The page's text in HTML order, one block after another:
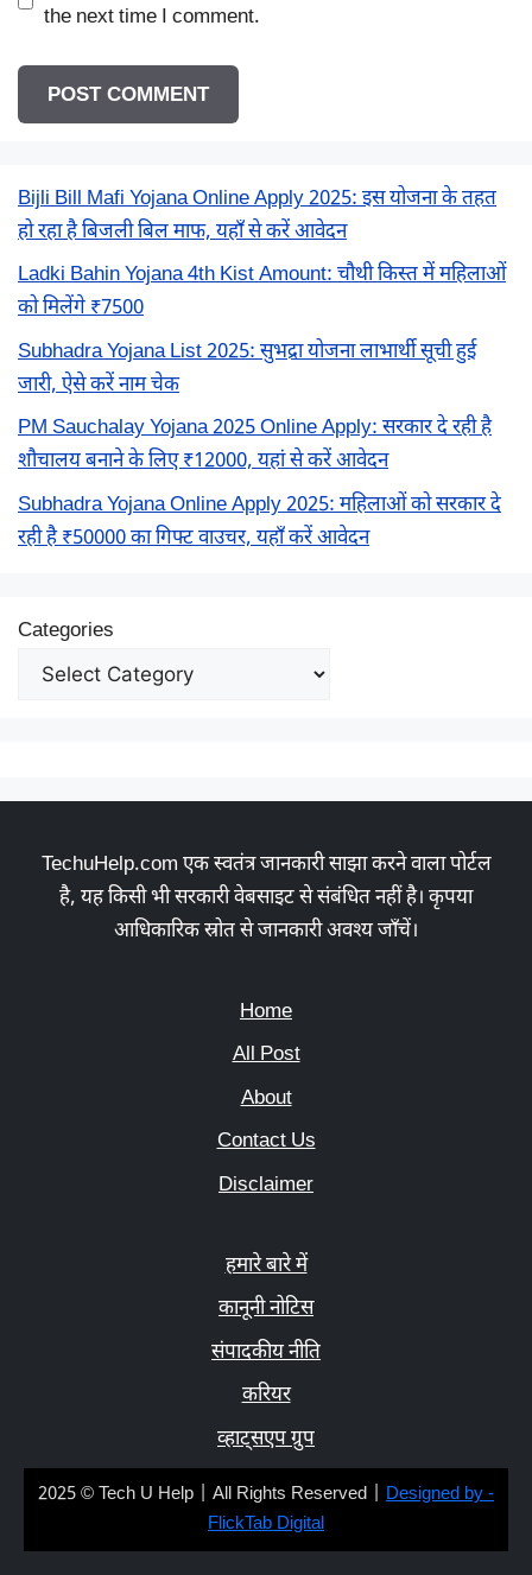
the next time I comment.
Bijli Bill Mafi Yojana Online Apply 2025: इस योजना के तहत
हो रहा है बिजली बिल माफ, यहाँ से करें आवेदन
Ladki Bahin Yojana 4th Kist Amount: चौथी किस्त में महिलाओं
को मिलेंगे ₹7500
Subhadra Yojana List 2025: सुभद्रा योजना लाभार्थी सूची हुई
जारी, ऐसे करें नाम चेक
PM Sauchalay Yojana 2025 Online Apply: सरकार दे रही है
शौचालय बनाने के लिए ₹12000, यहां से करें आवेदन
Subhadra Yojana Online Apply 2025: महिलाओं को सरकार दे
रही है ₹50000 का गिफ्ट वाउचर, यहाँ करें आवेदन
Categories
TechuHelp.com एक स्वतंत्र जानकारी साझा करने वाला पोर्टल
है, यह किसी भी सरकारी वेबसाइट से संबंधित नहीं है। कृपया
आधिकारिक स्रोत से जानकारी अवश्य जाँचें।
Home
All Post
About
Contact Us
Disclaimer
हमारे बारे में
कानूनी नोटिस
संपादकीय नीति
करियर
व्हाट्सएप ग्रुप
2025 © Tech U Help | All Rights Reserved | Designed by -
FlickTab Digital